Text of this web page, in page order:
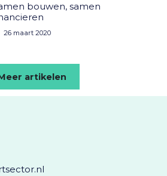
bouwen, samen
26 maart 2020
artikelen